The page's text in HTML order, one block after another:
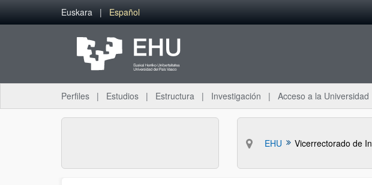
Saltar al contenido principal
Euskara Español
Perfiles Estudios Estructura Investigación Acceso a la Universidad
EHU Vicerrectorado de